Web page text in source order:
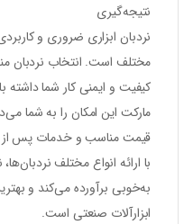
نتیجه‌گیری
نردبان ابزاری ضروری و
مختلف است. انتخاب نردبان
کیفیت و ایمنی کار شما
مارکت این امکان را به شما
قیمت مناسب و خدمات پس از
با ارائه انواع مختلف
به‌خوبی برآورده می‌کند و
ابزارآلات صنعتی است.